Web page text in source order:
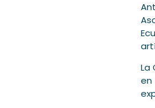
La